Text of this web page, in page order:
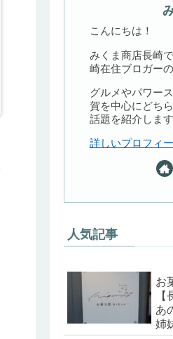
こんにちは！
みくま商店長崎
崎在住ブロガー
グルメやパワー
賀を中心にどち
話題を紹介しま
詳しいプロフィ
人気記事
お
あ
姉